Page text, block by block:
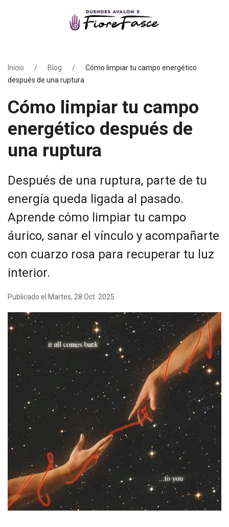
Inicio Blog
Cómo limpiar tu campo energético
después de una ruptura
Cómo limpiar tu campo
energético después de
una ruptura
Después de una ruptura, parte de tu
energía queda ligada al pasado.
Aprende cómo limpiar tu campo
áurico, sanar el vínculo y acompañarte
con cuarzo rosa para recuperar tu luz
interior.
Publicado el Martes, 28 Oct. 2025